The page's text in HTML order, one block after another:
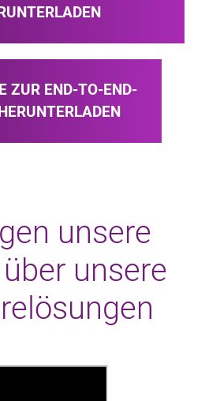
ZUR END-TO-END-
unsere
unsere